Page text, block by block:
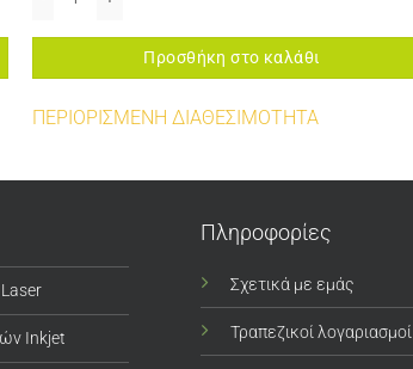
Προσθήκη στο καλάθι
ΠΕΡΙΟΡΙΣΜΕΝΗ ΔΙΑΘΕΣΙΜΟΤΗΤΑ
Inkjet
Πληροφορίες
Σχετικά με εμάς
Τραπεζικοί λογαριασμοί